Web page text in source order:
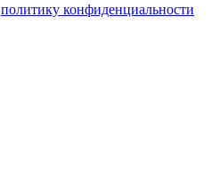
политику конфиденциальности